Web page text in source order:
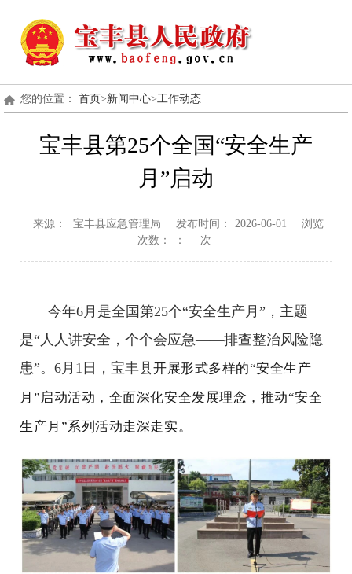
您的位置： 首页>新闻中心>工作动态
宝丰县第25个全国“安全生产
月”启动
来源： 宝丰县应急管理局 发布时间： 2026-06-01
浏览
次数：
： 次
今年6月是全国第25个“安全生产月”，主题
是“人人讲安全，个个会应急——排查整治风险隐
患”。6月1日，宝丰县开展形式多样的“安全生产
月 ”启动活动，全面深化安全发展理念，推动“安全
生产月”系列活动走深走实。